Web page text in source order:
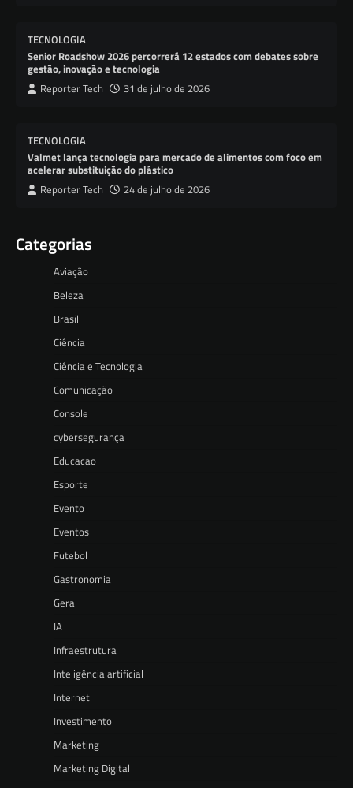
TECNOLOGIA
Senior Roadshow 2026 percorrerá 12 estados com debates sobre
gestão, inovação e tecnologia
Reporter Tech 31 de julho de 2026
TECNOLOGIA
Valmet lança tecnologia para mercado de alimentos com foco em
acelerar substituição do plástico
Reporter Tech 24 de julho de 2026
Categorias
Aviação
Beleza
Brasil
Ciência
Ciência e Tecnologia
Comunicação
Console
cybersegurança
Educacao
Esporte
Evento
Eventos
Futebol
Gastronomia
Geral
IA
Infraestrutura
Inteligência artificial
Internet
Investimento
Marketing
Marketing Digital